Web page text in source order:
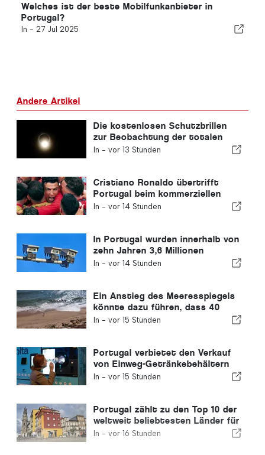
Welches ist der beste Mobilfunkanbieter in
Portugal?
In - 27 Jul 2025
Andere Artikel
Die kostenlosen Schutzbrillen
zur Beobachtung der totalen
Sonnenfinsternis in Portugal
In - vor 13 Stunden
Cristiano Ronaldo übertrifft
Portugal beim kommerziellen
Wert
In - vor 14 Stunden
In Portugal wurden innerhalb von
zehn Jahren 3,6 Millionen
Autofahrer wegen
In - vor 14 Stunden
Ein Anstieg des Meeresspiegels
könnte dazu führen, dass 40
Prozent der Strände Portugals
In - vor 15 Stunden
Portugal verbietet den Verkauf
von Einweg-Getränkebehältern
ohne Volta-Kennzeichnung
In - vor 15 Stunden
Portugal zählt zu den Top 10 der
weltweit beliebtesten Länder für
Auswanderer
In - vor 16 Stunden